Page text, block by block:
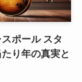
ポール スタ
り年の真実と